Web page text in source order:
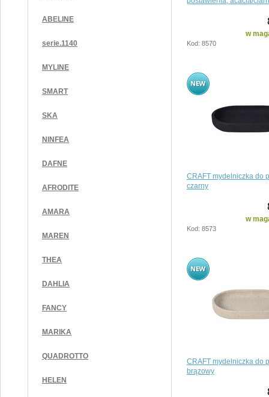
ABELINE
serie.1140
MYLINE
SMART
SKA
NINFEA
DAFNE
AFRODITE
AMARA
MAREN
THEA
DAHLIA
FANCY
MARIKA
QUADROTTO
HELEN
w
Kod: 8570
CRAFT mydelniczka do
czarny
w
Kod: 8573
CRAFT mydelniczka do
brązowy